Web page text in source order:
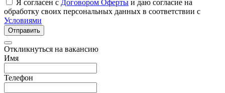
Я согласен с Договором Оферты и даю согласие на
обработку своих персональных данных в соответствии с
Условиями
Отправить
Откликнуться на вакансию
Имя
Телефон